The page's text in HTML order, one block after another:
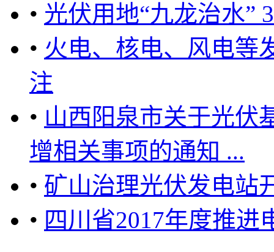
• 光伏用地“九龙治水”
• 火电、核电、风电等
注
• 山西阳泉市关于光伏
增相关事项的通知 ...
• 矿山治理光伏发电站
• 四川省2017年度推